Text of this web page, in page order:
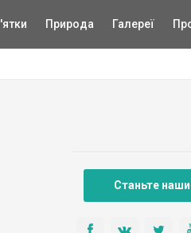
Природа Галереї
Станьте